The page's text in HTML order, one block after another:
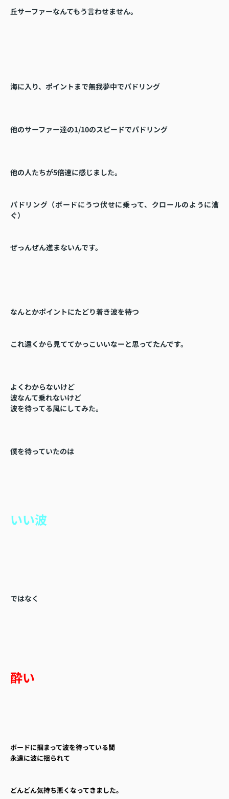
丘サーファーなんてもう言わせません。
海に入り、ポイントまで無我夢中でパドリング
他のサーファー達の1/10のスピードでパドリング
他の人たちが5倍速に感じました。
パドリング（ボードにうつ伏せに乗って、クロールのように漕
ぐ）
ぜっんぜん進まないんです。
なんとかポイントにたどり着き波を待つ
これ遠くから見ててかっこいいなーと思ってたんです。
よくわからないけど
波なんて乗れないけど
波を待ってる風にしてみた。
僕を待っていたのは
いい波
ではなく
酔い
ボードに掴まって波を待っている間
永遠に波に揺られて
どんどん気持ち悪くなってきました。